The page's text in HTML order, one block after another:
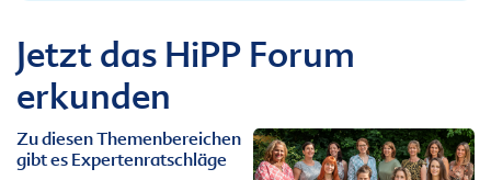
Jetzt das HiPP Forum
erkunden
Zu diesen Themenbereichen
gibt es Expertenratschläge